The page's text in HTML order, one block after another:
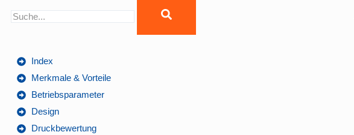
Index
Merkmale & Vorteile
Betriebsparameter
Design
Druckbewertung